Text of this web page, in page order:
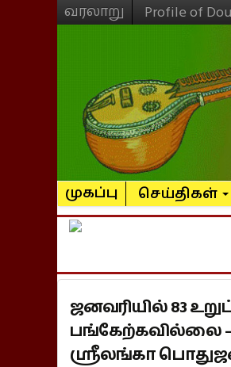
வரலாறு Profile of
முகப்பு செய்திகள்
ஜனவரியில் 83
பங்கேற்கவில்லை –
ஸ்ரீலங்கா பொதுஜன